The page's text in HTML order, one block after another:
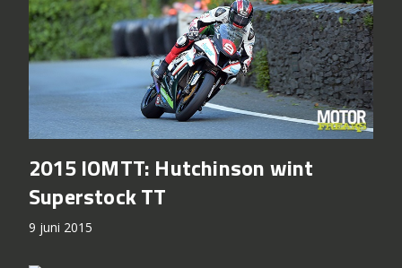
2015 IOMTT: Hutchinson wint
Superstock TT